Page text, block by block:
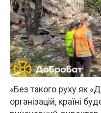
«Без такого руху як
організацій, країні